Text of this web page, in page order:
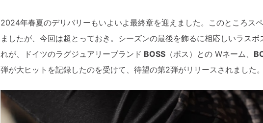
2024年春夏のデリバリーもいよいよ最終章を迎えました。このところス
ましたが、今回は超とっておき。シーズンの最後を飾るに相応しいラス
れが、ドイツのラグジュアリーブランド BOSS （ボス）との Wネーム、
弾が大ヒットを記録したのを受けて、待望の第2弾がリリースされました